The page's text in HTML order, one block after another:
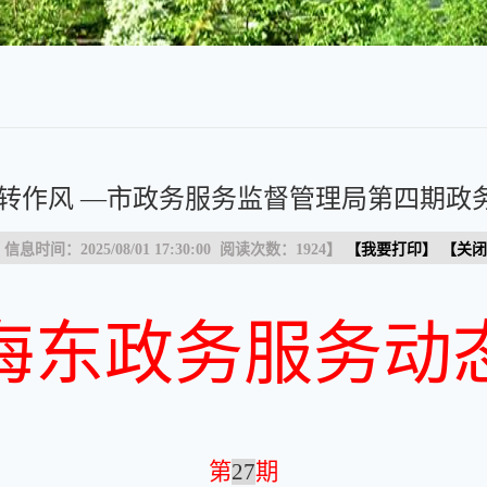
作风 —市政务服务监督管理局第四期政
信息时间：2025/08/01 17:30:00 阅读次数： 1924】 【我要打印】 【关闭
东政务服务动
第27期